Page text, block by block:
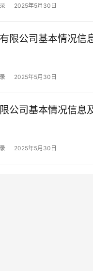
2025年5月30日
限公司基本情况信
2025年5月30日
公司基本情况信息
2025年5月30日